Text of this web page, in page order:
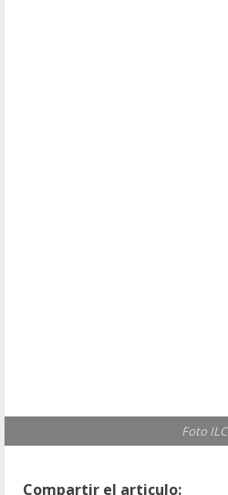
Foto ILC
Compartir el articulo: